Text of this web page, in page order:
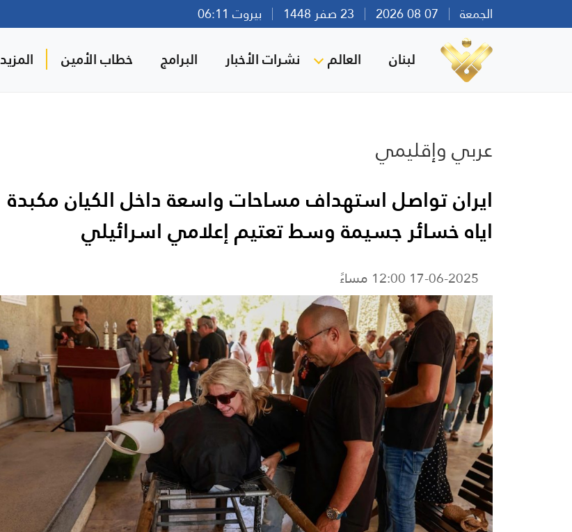
الجمعة بيروت 06:11
لبنان العالم نشرات الأخبار البرامج خطاب الأمين المزيد
عربي وإقليمي
ايران تواصل استهداف مساحات واسعة داخل الكيان مكبدة
اياه خسائر جسيمة وسط تعتيم إعلامي اسرائيلي
17-06-2025 12:00 مساءً